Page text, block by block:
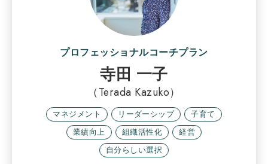
プロフェッショナルコーチプラン
寺田 一子
（Terada Kazuko）
マネジメント リーダーシップ
子育て
業績向上
組織活性化
経営
自分らしい選択